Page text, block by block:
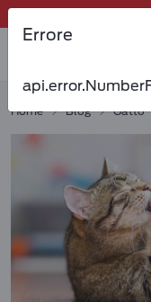
ErroreTanti sconti e
Invita un amico
Home
Blog Gatto